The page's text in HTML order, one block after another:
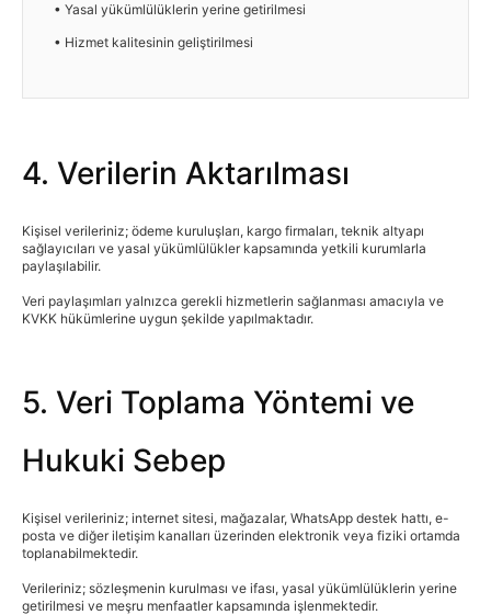
• Yasal yükümlülüklerin yerine getirilmesi
• Hizmet kalitesinin geliştirilmesi
4. Verilerin Aktarılması
Kişisel verileriniz; ödeme kuruluşları, kargo firmaları, teknik altyapı
sağlayıcıları ve yasal yükümlülükler kapsamında yetkili kurumlarla
paylaşılabilir.
Veri paylaşımları yalnızca gerekli hizmetlerin sağlanması amacıyla ve
KVKK hükümlerine uygun şekilde yapılmaktadır.
5. Veri Toplama Yöntemi ve
Hukuki Sebep
Kişisel verileriniz; internet sitesi, mağazalar, WhatsApp destek hattı, e-
posta ve diğer iletişim kanalları üzerinden elektronik veya fiziki ortamda
toplanabilmektedir.
Verileriniz; sözleşmenin kurulması ve ifası, yasal yükümlülüklerin yerine
getirilmesi ve meşru menfaatler kapsamında işlenmektedir.